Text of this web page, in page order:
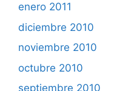
enero 2011
diciembre 2010
noviembre 2010
octubre 2010
septiembre 2010